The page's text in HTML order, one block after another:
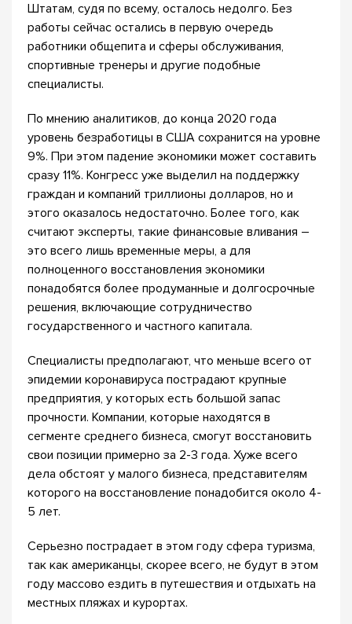
Штатам, судя по всему, осталось недолго. Без
работы сейчас остались в первую очередь
работники общепита и сферы обслуживания,
спортивные тренеры и другие подобные
специалисты.
По мнению аналитиков, до конца 2020 года
уровень безработицы в США сохранится на уровне
9%. При этом падение экономики может составить
сразу 11%. Конгресс уже выделил на поддержку
граждан и компаний триллионы долларов, но и
этого оказалось недостаточно. Более того, как
считают эксперты, такие финансовые вливания –
это всего лишь временные меры, а для
полноценного восстановления экономики
понадобятся более продуманные и долгосрочные
решения, включающие сотрудничество
государственного и частного капитала.
Специалисты предполагают, что меньше всего от
эпидемии коронавируса пострадают крупные
предприятия, у которых есть большой запас
прочности. Компании, которые находятся в
сегменте среднего бизнеса, смогут восстановить
свои позиции примерно за 2-3 года. Хуже всего
дела обстоят у малого бизнеса, представителям
которого на восстановление понадобится около 4-
5 лет.
Серьезно пострадает в этом году сфера туризма,
так как американцы, скорее всего, не будут в этом
году массово ездить в путешествия и отдыхать на
местных пляжах и курортах.